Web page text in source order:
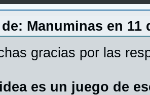
Underworlds: Embergard o
Manuminas en 11
gracias por las
es un juego de